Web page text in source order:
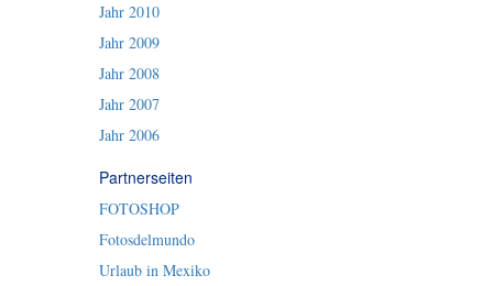
Jahr 2010
Jahr 2009
Jahr 2008
Jahr 2007
Jahr 2006
Partnerseiten
FOTOSHOP
Fotosdelmundo
Urlaub in Mexiko